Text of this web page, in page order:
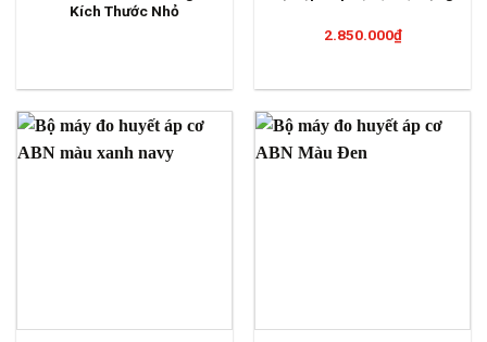
Kích Thước Nhỏ
2.850.000₫